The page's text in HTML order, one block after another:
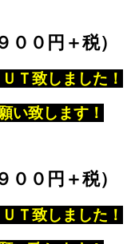
００円＋税）
Ｔ致しました！
い致します！
０円＋税）
Ｔ致しました！